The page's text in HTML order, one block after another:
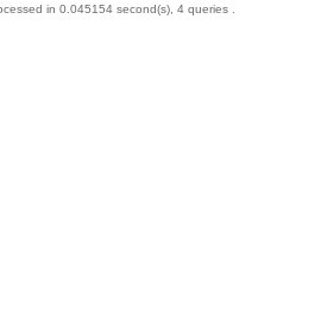
in 0.045154 second(s), 4 queries .